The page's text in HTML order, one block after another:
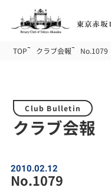
TOP クラブ会報 No.1079
Club Bulletin
クラブ会報
2010.02.12
No.1079